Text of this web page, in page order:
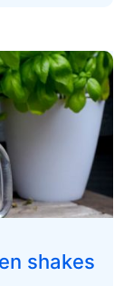
shakes